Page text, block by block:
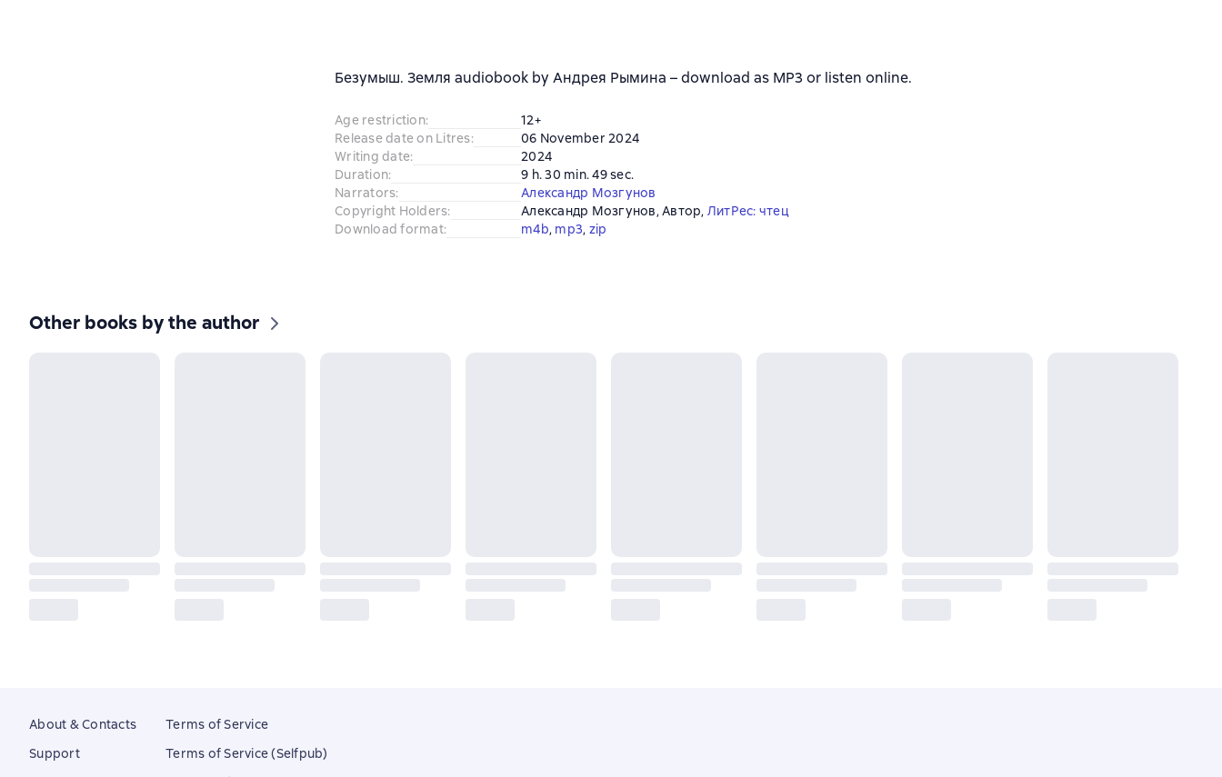
Безумыш. Земля audiobook by Андрея Рымина – download as MP3 or listen online.
Age restriction:
12+
Release date on Litres:
06 November 2024
Writing date:
2024
Duration:
9 h. 30 min. 49 sec.
Narrators:
Александр Мозгунов
Copyright Holders: Александр Мозгунов, Автор, ЛитРес: чтец
Download format: m4b, mp3, zip
Other books by the author
About & Contacts
Support
Terms of Service
Terms of Service (Selfpub)